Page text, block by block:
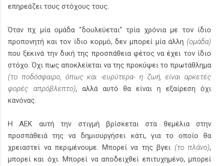
επηρεάζει τους στόχους τους.
Όταν πχ μία ομάδα "δουλεύεται" τρία χρόνια με τον ίδιο
προπονητή και τον ίδιο κορμό, δεν μπορεί μία άλλη (ομάδα)
που ξεκινά την δική της προσπάθεια φέτος να έχει τον ίδιο
στόχο. Όχι πως αποκλείεται να της προκύψει το πρωτάθλημα
(το ποδόσφαιρο, όπως και -ευρύτερα- η ζωή, είναι αρκετές
φορές απρόβλεπτο), αλλά αυτό θα είναι η εξαίρεση όχι
κανόνας.
Η ΑΕΚ αυτή την στιγμή βρίσκεται στα θεμέλια στην
προσπάθειά της να δημιουργήσει κάτι, για το οποίο θα
χρειαστεί να περιμένουμε. Μπορεί να της βγει (το πλάνο),
μπορεί και όχι. Μπορεί να αποδειχθεί επιτυχημένο, μπορεί